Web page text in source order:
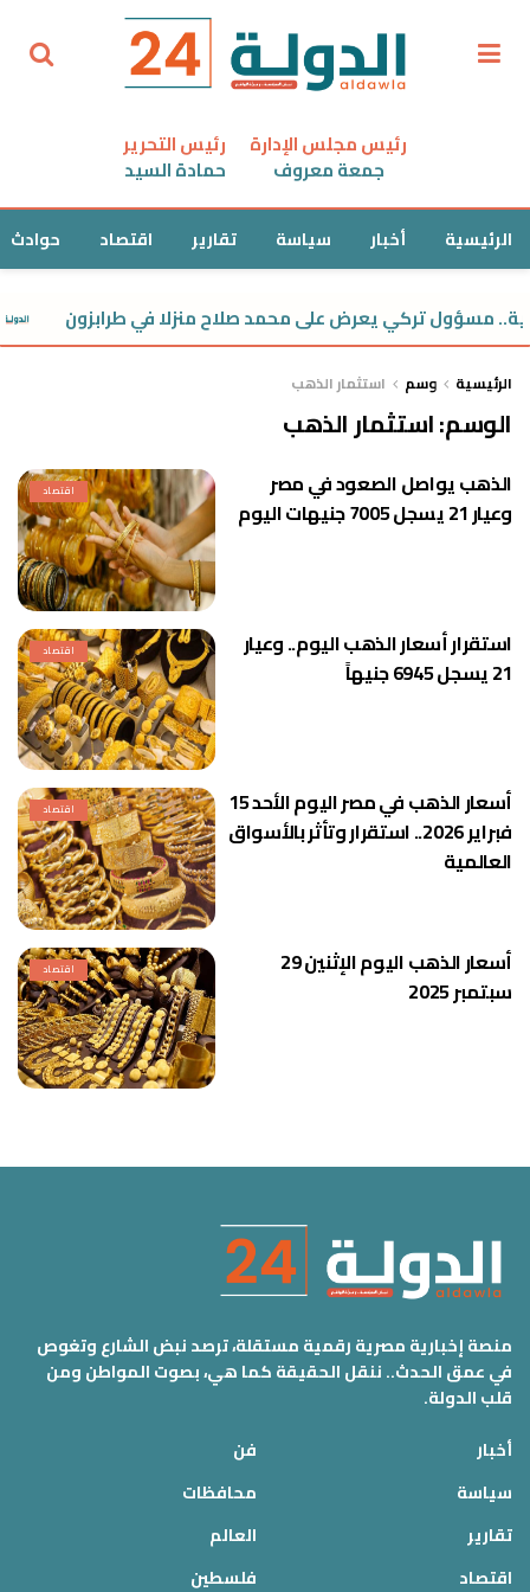
رئيس مجلس الإدارة
جمعة معروف
رئيس التحرير
حمادة السيد
الرئيسية أخبار سياسة تقارير اقتصاد حوادث
مسؤول تركي يعرض على محمد صلاح منزلا في طرابزون
الرئيسية وسم استثمار الذهب
الوسم:استثمار الذهب
اقتصاد
الذهب يواصل الصعود في مصر
وعيار 21 يسجل 7005 جنيهات اليوم
اقتصاد
استقرار أسعار الذهب اليوم.. وعيار
21 يسجل 6945 جنيهاً
اقتصاد
أسعار الذهب في مصر اليوم الأحد 15
فبراير 2026.. استقرار وتأثر بالأسواق
العالمية
اقتصاد
أسعار الذهب اليوم الإثنين 29
سبتمبر 2025
منصة إخبارية مصرية رقمية مستقلة، ترصد نبض الشارع وتغوص
في عمق الحدث.. ننقل الحقيقة كما هي، بصوت المواطن ومن
قلب الدولة.
أخبار
سياسة
تقارير
اقتصاد
فن
محافظات
العالم
فلسطين